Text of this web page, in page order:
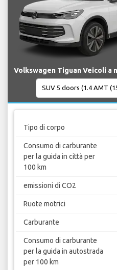
Volkswagen Tiguan Veicoli a
Tipo di corpo
Consumo di carburante
per la guida in città per
100 km
emissioni di CO2
Ruote motrici
Carburante
Consumo di carburante
per la guida in autostrada
per 100 km